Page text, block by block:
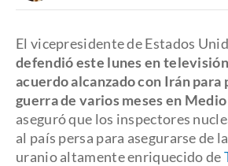
El vicepresidente de Estados
defendió este lunes en
acuerdo alcanzado con Irán para
guerra de varios meses en
aseguró que los inspectores
al país persa para asegurarse de
uranio altamente enriquecido de